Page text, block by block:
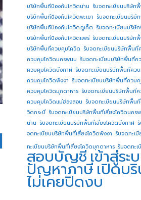
บริษัทพื้นทีป้องกันโควิดน่าน รับจดทะเบียนบริษัท
บริษัทพื้นทีป้องกันโควิดพะเยา รับจดทะเบียนบริษั
บริษัทพื้นทีป้องกันโควิดภูเก็ต รับจดทะเบียนบริษั
บริษัทพื้นทีป้องกันโควิดแพร่ รับจดทะเบียนบริษัท
บริษัทพื้นที่ควบคุมโควิด รับจดทะเบียนบริษัทพื้นที่
ควบคุมโควิดนครพนม รับจดทะเบียนบริษัทพื้นที่ค
ควบคุมโควิดบึงกาฬ รับจดทะเบียนบริษัทพื้นที่ควบ
ควบคุมโควิดพังงา รับจดทะเบียนบริษัทพื้นที่ควบ
ควบคุมโควิดมุกดาหาร รับจดทะเบียนบริษัทพื้นที่
ควบคุมโควิดแม่ฮ่องสอน รับจดทะเบียนบริษัทพื้นที่
วิดกระบี่ รับจดทะเบียนบริษัทพื้นที่เสี่ยงโควิดนคร
น่าน รับจดทะเบียนบริษัทพื้นที่เสี่ยงโควิดบึงกาฬ
จดทะเบียนบริษัทพื้นที่เสี่ยงโควิดพังงา รับจดทะเ
ทะเบียนบริษัทพื้นที่เสี่ยงโควิดมุกดาหาร รับจดทะ
สอบบัญชี เข้าสู่ร
ปัญหาภาษีเปิดบ
ไม่เคยปิดงบ